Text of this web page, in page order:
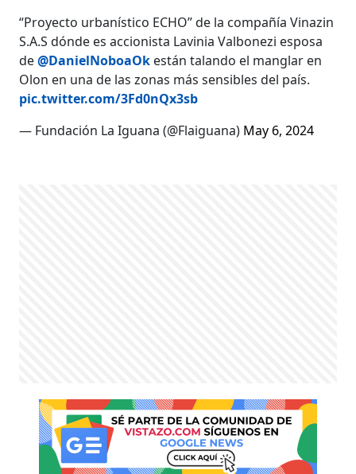
“Proyecto urbanístico ECHO” de la compañía Vinazin
S.A.S dónde es accionista Lavinia Valbonezi esposa
de@DanielNoboaOk están talando el manglar en
Olon en una de las zonas más sensibles del país.
pic.twitter.com/3Fd0nQx3sb
— Fundación La Iguana (@Flaiguana) May 6, 2024